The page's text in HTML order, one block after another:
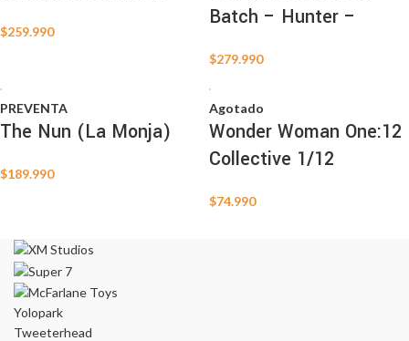
$259.990
Batch – Hunter –
$279.990
PREVENTA
The Nun (La Monja)
$189.990
Agotado
Wonder Woman One:12
Collective 1/12
$74.990
Yolopark
Tweeterhead